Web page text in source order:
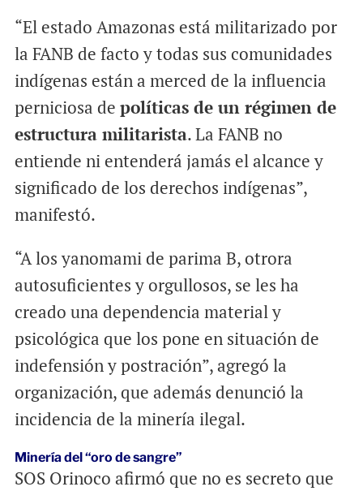
“El estado Amazonas está militarizado por
la FANB de facto y todas sus comunidades
indígenas están a merced de la influencia
perniciosa de políticas de un régimen de
estructura militarista. La FANB no
entiende ni entenderá jamás el alcance y
significado de los derechos indígenas”,
manifestó.
“A los yanomami de parima B, otrora
autosuficientes y orgullosos, se les ha
creado una dependencia material y
psicológica que los pone en situación de
indefensión y postración”, agregó la
organización, que además denunció la
incidencia de la minería ilegal.
Minería del “oro de sangre”
SOS Orinoco afirmó que no es secreto que